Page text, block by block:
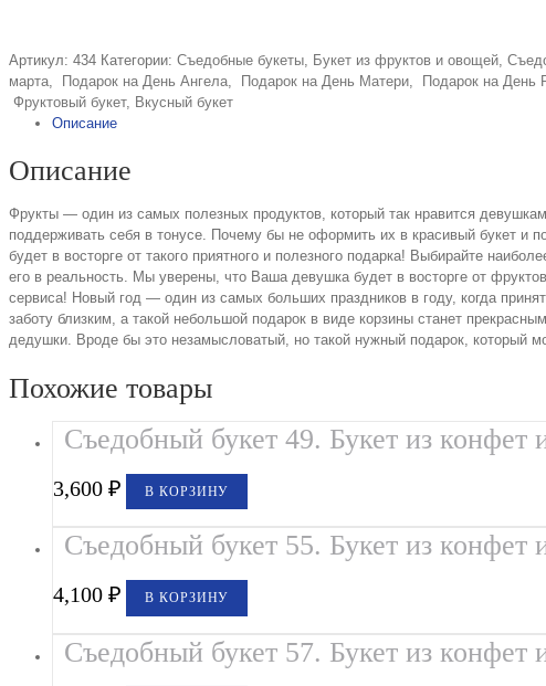
Артикул:434 Категории:Съедобные букеты, Букет из фруктов и овощей,
марта, Подарок на День Ангела, Подарок на День Матери, Подарок на День
Фруктовый букет, Вкусный букет
Описание
Описание
Фрукты — один из самых полезных продуктов, который так нравится
поддерживать себя в тонусе. Почему бы не оформить их в красивый букет и
будет в восторге от такого приятного и полезного подарка! Выбирайте
его в реальность. Мы уверены, что Ваша девушка будет в восторге от
сервиса! Новый год — один из самых больших праздников в году, когда
заботу близким, а такой небольшой подарок в виде корзины станет
дедушки. Вроде бы это незамысловатый, но такой нужный подарок, который
Похожие товары
Съедобный букет 49. Букет из конфет
3,600₽ В КОРЗИНУ
Съедобный букет 55. Букет из конфет
4,100₽ В КОРЗИНУ
Съедобный букет 57. Букет из конфет